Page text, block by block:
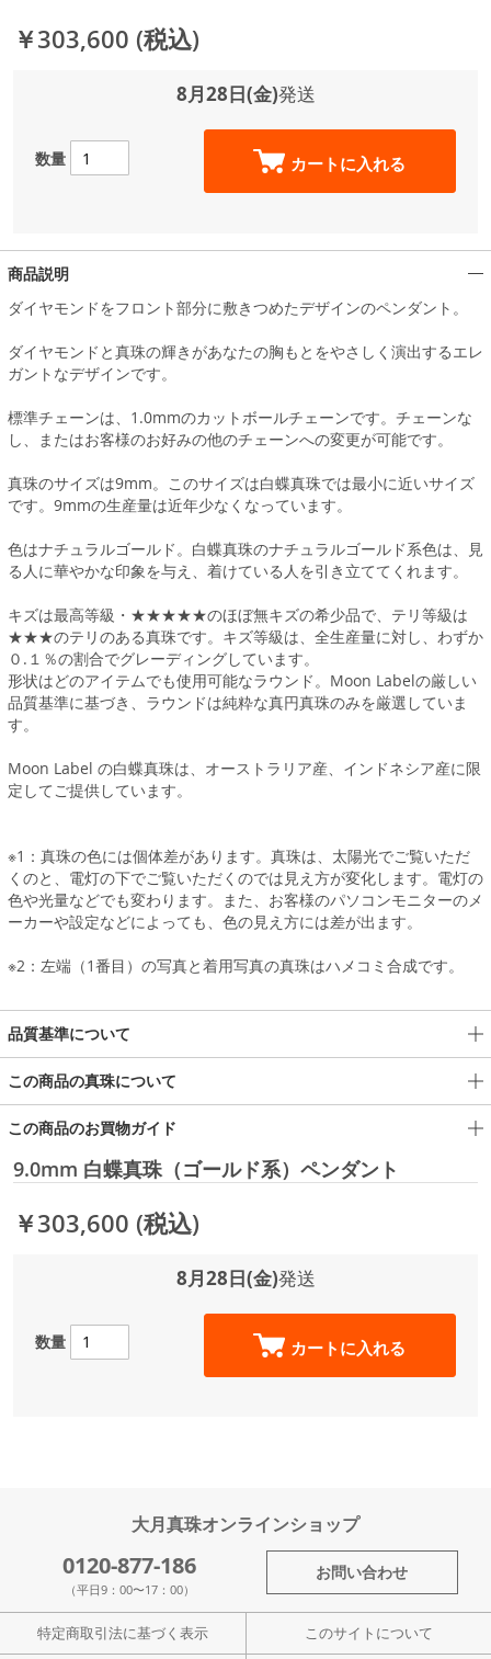
￥303,600 (税込)
8月28日(金)発送
数量 カートに入れる
商品説明
ダイヤモンドをフロント部分に敷きつめたデザインのペンダント。
ダイヤモンドと真珠の輝きがあなたの胸もとをやさしく演出するエレ
ガントなデザインです。
標準チェーンは、1.0mmのカットボールチェーンです。チェーンな
し、またはお客様のお好みの他のチェーンへの変更が可能です。
真珠のサイズは9mm。このサイズは白蝶真珠では最小に近いサイズ
です。9mmの生産量は近年少なくなっています。
色はナチュラルゴールド。白蝶真珠のナチュラルゴールド系色は、見
る人に華やかな印象を与え、着けている人を引き立ててくれます。
キズは最高等級・★★★★★のほぼ無キズの希少品で、テリ等級は
★★★のテリのある真珠です。キズ等級は、全生産量に対し、わずか
０.１％の割合でグレーディングしています。
形状はどのアイテムでも使用可能なラウンド。Moon Labelの厳しい
品質基準に基づき、ラウンドは純粋な真円真珠のみを厳選していま
す。
Moon Label の白蝶真珠は、オーストラリア産、インドネシア産に限
定してご提供しています。
※1：真珠の色には個体差があります。真珠は、太陽光でご覧いただ
くのと、電灯の下でご覧いただくのでは見え方が変化します。電灯の
色や光量などでも変わります。また、お客様のパソコンモニターのメ
ーカーや設定などによっても、色の見え方には差が出ます。
※2：左端（1番目）の写真と着用写真の真珠はハメコミ合成です。
品質基準について
この商品の真珠について
この商品のお買物ガイド
9.0mm 白蝶真珠（ゴールド系）ペンダント
￥303,600 (税込)
8月28日(金)発送
数量 カートに入れる
大月真珠オンラインショップ
0120-877-186
（平日9：00〜17：00）
お問い合わせ
特定商取引法に基づく表示 このサイトについて